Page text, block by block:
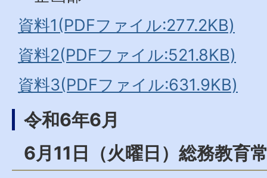
資料1(PDFファイル:277.2KB)
資料2(PDFファイル:521.8KB)
資料3(PDFファイル:631.9KB)
令和6年6月
6月11日（火曜日）総務教育